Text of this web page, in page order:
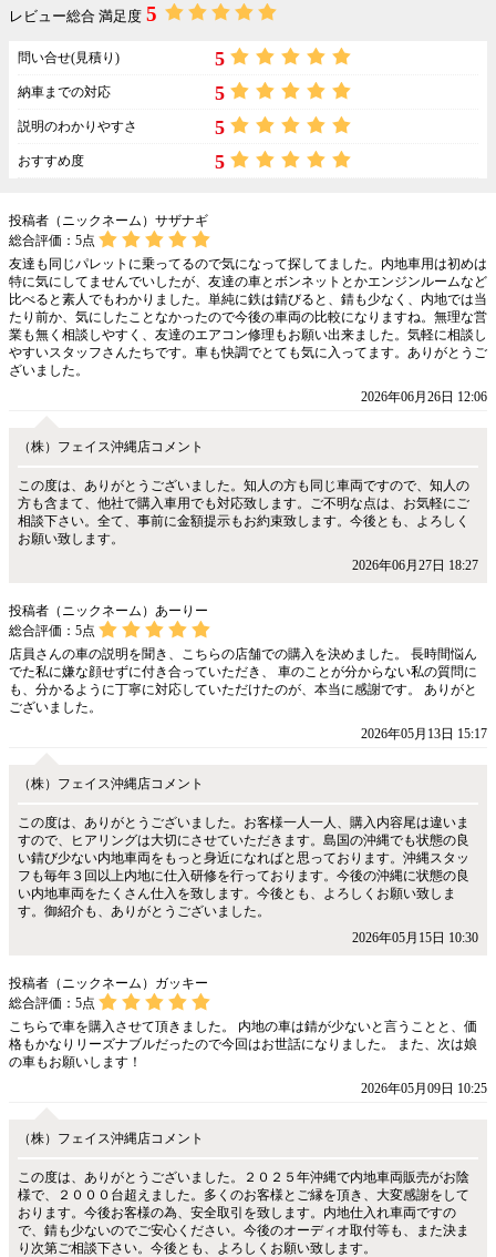
レビュー総合 満足度 5
問い合せ(見積り) 5
納車までの対応 5
説明のわかりやすさ 5
おすすめ度 5
投稿者（ニックネーム）サザナギ
総合評価： 5点
友達も同じパレットに乗ってるので気になって探してました。内地車用は初めは
特に気にしてませんでいしたが、友達の車とボンネットとかエンジンルームなど
比べると素人でもわかりました。単純に鉄は錆びると、錆も少なく、内地では当
たり前か、気にしたことなかったので今後の車両の比較になりますね。無理な営
業も無く相談しやすく、友達のエアコン修理もお願い出来ました。気軽に相談し
やすいスタッフさんたちです。車も快調でとても気に入ってます。ありがとうご
ざいました。
2026年06月26日 12:06
（株）フェイス沖縄店コメント
この度は、ありがとうございました。知人の方も同じ車両ですので、知人の
方も含まて、他社で購入車用でも対応致します。ご不明な点は、お気軽にご
相談下さい。全て、事前に金額提示もお約束致します。今後とも、よろしく
お願い致します。
2026年06月27日 18:27
投稿者（ニックネーム）あーりー
総合評価： 5点
店員さんの車の説明を聞き、こちらの店舗での購入を決めました。 長時間悩ん
でた私に嫌な顔せずに付き合っていただき、 車のことが分からない私の質問に
も、分かるように丁寧に対応していただけたのが、本当に感謝です。 ありがと
ございました。
2026年05月13日 15:17
（株）フェイス沖縄店コメント
この度は、ありがとうございました。お客様一人一人、購入内容尾は違いま
すので、ヒアリングは大切にさせていただきます。島国の沖縄でも状態の良
い錆び少ない内地車両をもっと身近になればと思っております。沖縄スタッ
フも毎年３回以上内地に仕入研修を行っております。今後の沖縄に状態の良
い内地車両をたくさん仕入を致します。今後とも、よろしくお願い致しま
す。御紹介も、ありがとうございました。
2026年05月15日 10:30
投稿者（ニックネーム）ガッキー
総合評価： 5点
こちらで車を購入させて頂きました。 内地の車は錆が少ないと言うことと、価
格もかなりリーズナブルだったので今回はお世話になりました。 また、次は娘
の車もお願いします！
2026年05月09日 10:25
（株）フェイス沖縄店コメント
この度は、ありがとうございました。２０２５年沖縄で内地車両販売がお陰
様で、２０００台超えました。多くのお客様とご縁を頂き、大変感謝をして
おります。今後お客様の為、安全取引を致します。内地仕入れ車両ですの
で、錆も少ないのでご安心ください。今後のオーディオ取付等も、また決ま
り次第ご相談下さい。今後とも、よろしくお願い致します。